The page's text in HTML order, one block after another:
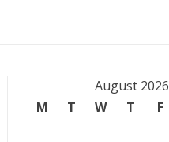
August 2026
M
T W T F